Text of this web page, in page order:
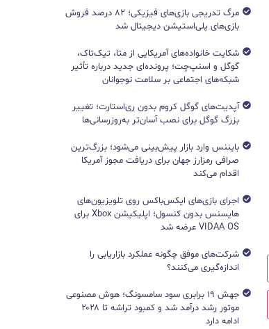
مرگ تدریجی بازی‌های فیزیکی؛ ۸۲ درصد فروش
بازی‌های پلی‌استیشن دیجیتال شد
شکایت خانواده‌های آمریکایی از متا، تیک‌تاک،
گوگل و اسنپ‌چت؛ پرونده‌ای جدید درباره تأثیر
شبکه‌های اجتماعی بر سلامت نوجوانان
آپدیت‌های گوگل کروم بدون ری‌استارت؛ تغییر
بزرگ گوگل برای نصب آسان‌تر به‌روزرسانی‌ها
بایننس وارد بازار پیش‌بینی می‌شود؛ بزرگ‌ترین
صرافی رمزارز جهان برای دریافت مجوز آمریکا
اقدام می‌کند
اجرای بازی‌های ایکس‌باکس روی تلویزیون‌های
هایسنس بدون کنسول؛ اپلیکیشن Xbox برای
VIDAA OS عرضه شد
شرکت‌های موفق چگونه عملکرد بازاریابی را
اندازه‌گیری می‌کنند؟
جهش ۱۹ برابری سود سامسونگ؛ هوش مصنوعی
موتور رشد درآمد شد و کمبود تراشه تا ۲۰۲۸
ادامه دارد